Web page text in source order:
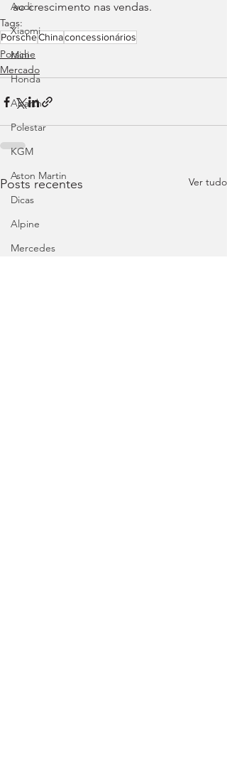
Audi
Xiaomi
Mini
Honda
Abarth
Polestar
KGM
Aston Martin
Dicas
Alpine
Mercedes
ao crescimento nas vendas.
Tags:
PorscheChinaconcessionários
Porsche
Mercado
Posts recentes Ver tudo